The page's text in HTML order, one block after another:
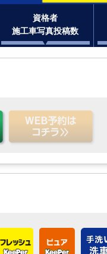
資格者
施工車写真投稿数